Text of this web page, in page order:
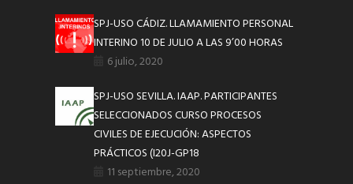
SPJ-USO CÁDIZ. LLAMAMIENTO PERSONAL
INTERINO 10 DE JULIO A LAS 9’00 HORAS
6 julio, 2020
SPJ-USO SEVILLA. IAAP. PARTICIPANTES
SELECCIONADOS CURSO PROCESOS
CIVILES DE EJECUCIÓN: ASPECTOS
PRÁCTICOS (I20J-GP18
11 septiembre, 2020